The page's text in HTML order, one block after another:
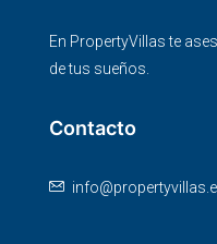
En PropertyVillas te
de tus sueños.
Contacto